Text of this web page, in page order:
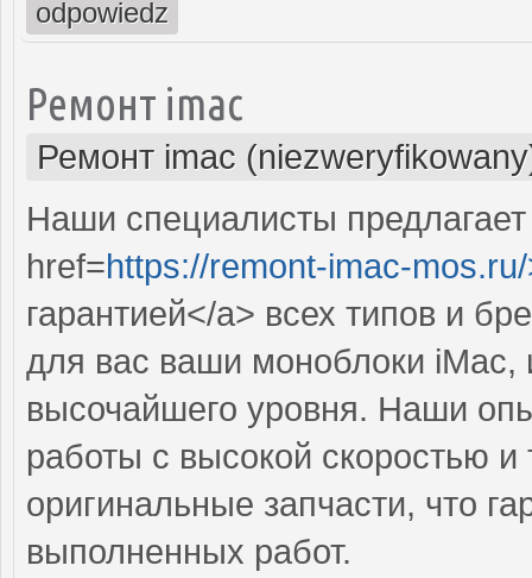
odpowiedz
Ремонт imac
Ремонт imac
Наши специалисты
href=https://remont-imac-
гарантией</a> всех типов и
для вас ваши моноблоки iMac,
высочайшего уровня. Наши
работы с высокой скоростью и
оригинальные запчасти, что
выполненных работ.